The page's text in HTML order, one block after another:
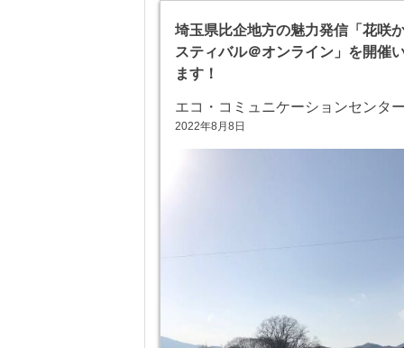
埼玉県比企地方の魅力発信「花咲
スティバル＠オンライン」を開催
ます！
エコ・コミュニケーションセンタ
2022年8月8日